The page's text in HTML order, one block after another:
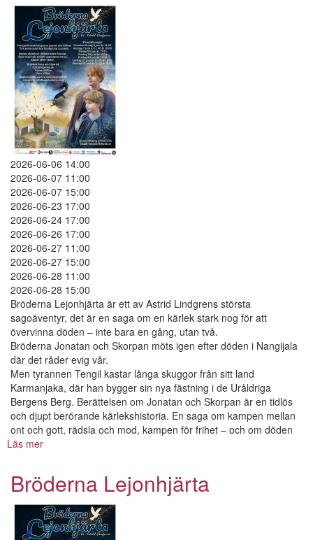
2026-06-06 14:00
2026-06-07 11:00
2026-06-07 15:00
2026-06-23 17:00
2026-06-24 17:00
2026-06-26 17:00
2026-06-27 11:00
2026-06-27 15:00
2026-06-28 11:00
2026-06-28 15:00
Bröderna Lejonhjärta är ett av Astrid Lindgrens största
sagoäventyr, det är en saga om en kärlek stark nog för att
övervinna döden – inte bara en gång, utan två.
Bröderna Jonatan och Skorpan möts igen efter döden i Nangijala
där det råder evig vår.
Men tyrannen Tengil kastar långa skuggor från sitt land
Karmanjaka, där han bygger sin nya fästning i de Uråldriga
Bergens Berg. Berättelsen om Jonatan och Skorpan är en tidlös
och djupt berörande kärlekshistoria. En saga om kampen mellan
ont och gott, rädsla och mod, kampen för frihet – och om döden
Läs mer
Bröderna Lejonhjärta